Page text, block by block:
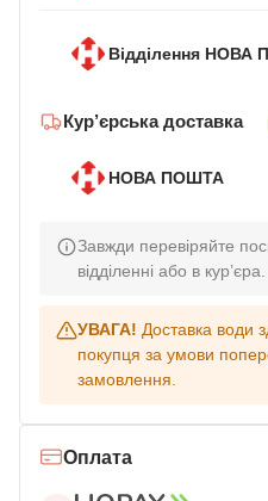
Відділення НОВА
Кур’єрська доставка
НОВА ПОШТА
Завжди перевіряйте
відділенні або в кур’єра.
УВАГА! Доставка води
покупця за умови
замовлення.
Оплата